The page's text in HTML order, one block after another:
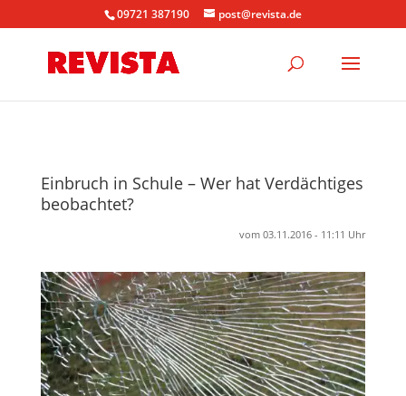
09721 387190 post@revista.de
Einbruch in Schule – Wer hat Verdächtiges
beobachtet?
vom 03.11.2016 - 11:11 Uhr